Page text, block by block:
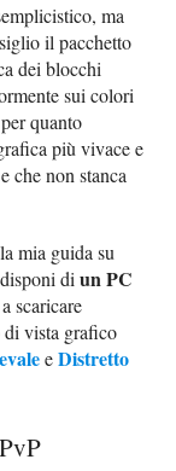
ma
il pacchetto
dei blocchi
sui colori
quanto
più vivace e
che non stanca
mia guida su
disponi diun PC
scaricare
vista grafico
eDistretto